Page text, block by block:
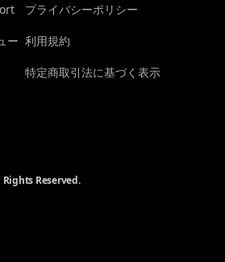
ー
プライバシーポリシー
利用規約
特定商取引法に基づく表示
Reserved.